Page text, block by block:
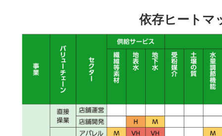
依存ヒートマ